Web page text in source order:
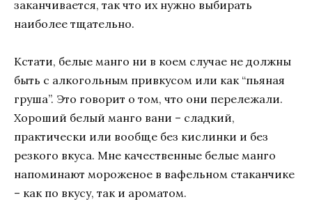
заканчивается, так что их нужно выбирать
наиболее тщательно.
Кстати, белые манго ни в коем случае не должны
быть с алкогольным привкусом или как “пьяная
груша”. Это говорит о том, что они перележали.
Хороший белый манго вани – сладкий,
практически или вообще без кислинки и без
резкого вкуса. Мне качественные белые манго
напоминают мороженое в вафельном стаканчике
– как по вкусу, так и ароматом.